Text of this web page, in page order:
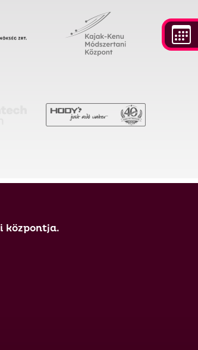
központja.